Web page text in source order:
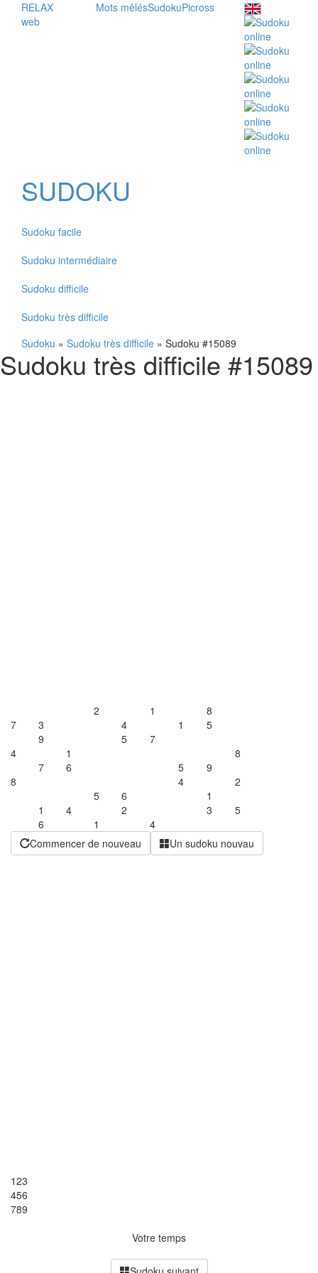
RELAX
web
Mots mêlésSudokuPicross
SUDOKU
Sudoku facile
Sudoku intermédiaire
Sudoku difficile
Sudoku très difficile
Sudoku » Sudoku très difficile » Sudoku #15089
Sudoku très difficile #15089
2 1
8
7
3 4 1
5
9
5
7
4
1
8
7
6 5
9
8
4
2
5
6
1
1
4 2 3
5
6
1
4
Commencer de nouveau
Un sudoku nouvau
123
456
789
Votre temps